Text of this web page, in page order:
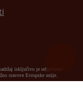
isključivo je odgovorno
stavove Evropske unije.